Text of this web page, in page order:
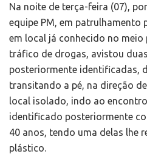
Na noite de terça-feira (07),
equipe PM, em patrulhamento
em local já conhecido no
tráfico de drogas, avistou
posteriormente identificadas,
transitando a pé, na direção
local isolado, indo ao
identificado posteriormente
40 anos, tendo uma delas lhe
plástico.